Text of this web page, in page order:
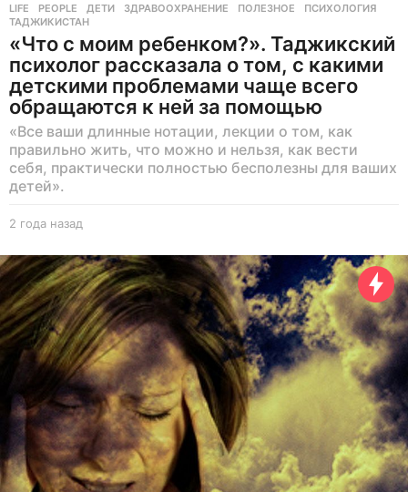
LIFE ,PEOPLE ДЕТИ ,ЗДРАВООХРАНЕНИЕ ,ПОЛЕЗНОЕ ,ПСИХОЛОГИЯ
ТАДЖИКИСТАН
«Что с моим ребенком?». Таджикский
психолог рассказала о том, с какими
детскими проблемами чаще всего
обращаются к ней за помощью
«Все ваши длинные нотации, лекции о том, как
правильно жить, что можно и нельзя, как вести
себя, практически полностью бесполезны для ваших
детей».
2 года назад
о
д
а
н
а
з
а
д